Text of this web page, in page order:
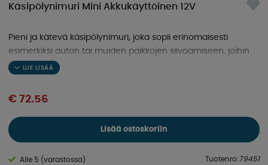
Käsipölynimuri Mini Akkukäyttöinen 12V
Pieni ja kätevä käsipölynimuri, joka sopii erinomaisesti
esimerkiksi auton tai muiden paikkojen siivoamiseen, joihin
tavallisella pölynimurilla on vaikea päästä käsiksi.
€ 72.56
Lisää ostoskoriin
Alle 5 (varastossa) Tuotenro: 79451